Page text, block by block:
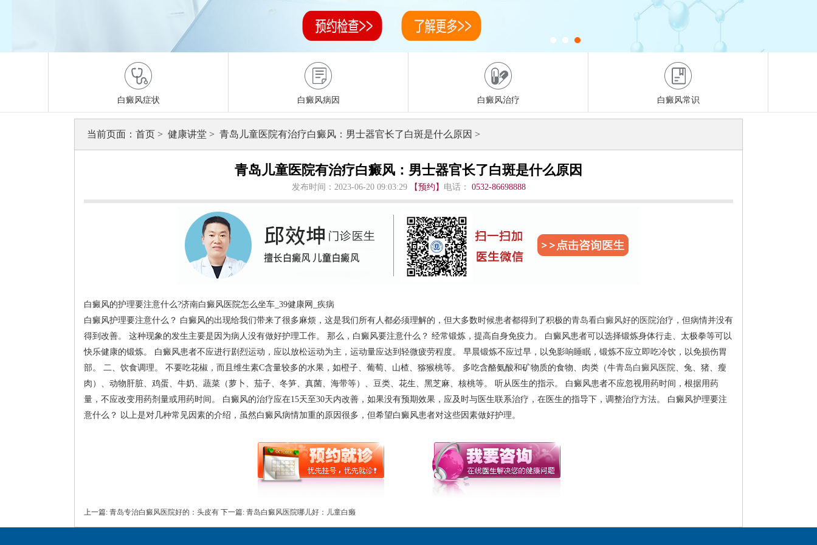
白癜风症状 白癜风病因 白癜风治疗 白癜风常识
当前页面： 首页 > 健康讲堂 > 青岛儿童医院有治疗白癜风：男士器官长了白斑是什么原因 >
青岛儿童医院有治疗白癜风：男士器官长了白斑是什么原因
发布时间：2023-06-20 09:03:29 【预约】 电话： 0532-86698888
白癜风的护理要注意什么?济南白癜风医院怎么坐车_39健康网_疾病
白癜风护理要注意什么？ 白癜风的出现给我们带来了很多麻烦，这是我们所有人都必须理解的，但大多数时候患者都得到了积极的青岛看白癜风好的医院治疗，但病情并没有
得到改善。 这种现象的发生主要是因为病人没有做好护理工作。 那么，白癜风要注意什么？ 经常锻炼，提高自身免疫力。 白癜风患者可以选择锻炼身体行走、太极拳等可以
快乐健康的锻炼。 白癜风患者不应进行剧烈运动，应以放松运动为主，运动量应达到轻微疲劳程度。 早晨锻炼不应过早，以免影响睡眠，锻炼不应立即吃冷饮，以免损伤胃
部。 二、饮食调理。 不要吃花椒，而且维生素C含量较多的水果，如橙子、葡萄、山楂、猕猴桃等。 多吃含酪氨酸和矿物质的食物、肉类（牛青岛白癜风医院、兔、猪、瘦
肉）、动物肝脏、鸡蛋、牛奶、蔬菜（萝卜、茄子、冬笋、真菌、海带等）、豆类、花生、黑芝麻、核桃等。 听从医生的指示。 白癜风患者不应忽视用药时间，根据用药
量，不应改变用药剂量或用药时间。 白癜风的治疗应在15天至30天内改善，如果没有预期效果，应及时与医生联系治疗，在医生的指导下，调整治疗方法。 白癜风护理要注
意什么？ 以上是对几种常见因素的介绍，虽然白癜风病情加重的原因很多，但希望白癜风患者对这些因素做好护理。
上一篇: 青岛专治白癜风医院好的：头皮有 下一篇: 青岛白癜风医院哪儿好：儿童白癞